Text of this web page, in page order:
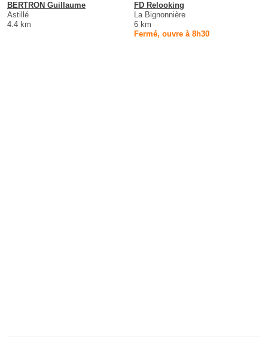
BERTRON Guillaume
Astillé
4.4 km
FD Relooking
La Bignonnière
6 km
Fermé, ouvre à 8h30